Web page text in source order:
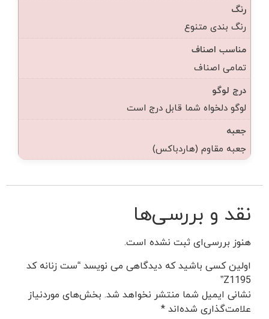
رنگ
رنگ بندی متنوع
مناسب اصناف
تمامی اصناف
درج لوگو
لوگو دلخواه شما قابل درج است
جعبه
جعبه مقاوم (هاردباکس)
نقد و بررسی‌ها
هنوز بررسی‌ای ثبت نشده است.
اولین کسی باشید که دیدگاهی می نویسد “ست زنانه کد
Z1195”
نشانی ایمیل شما منتشر نخواهد شد. بخش‌های موردنیاز
علامت‌گذاری شده‌اند*